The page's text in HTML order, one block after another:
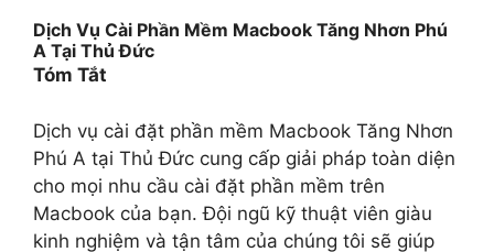
Dịch Vụ Cài Phần Mềm Macbook Tăng Nhơn Phú
A Tại Thủ Đức
Tóm Tắt
Dịch vụ cài đặt phần mềm Macbook Tăng Nhơn
Phú A tại Thủ Đức cung cấp giải pháp toàn diện
cho mọi nhu cầu cài đặt phần mềm trên
Macbook của bạn. Đội ngũ kỹ thuật viên giàu
kinh nghiệm và tận tâm của chúng tôi sẽ giúp